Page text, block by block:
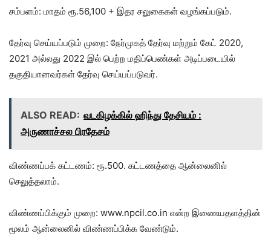
சம்பளம்: மாதம் ரூ.56,100 + இதர சலுகைகள் வழங்கப்படும்.
தேர்வு செய்யப்படும் முறை: நேர்முகத் தேர்வு மற்றும் கேட் 2020,
2021 அல்லது 2022 இல் பெற்ற மதிப்பெண்கள் அடிப்படையில்
தகுதியானவர்கள் தேர்வு செய்யப்படுவர்.
ALSO READ: வடகிழக்கில் ஹிந்து தேசியம் :
அருணாச்சல பிரதேசம்
விண்ணப்பக் கட்டணம்: ரூ.500. கட்டணத்தை ஆன்லைனில்
செலுத்தலாம்.
விண்ணப்பிக்கும் முறை: www.npcil.co.in என்ற இணையதளத்தின்
மூலம் ஆன்லைனில் விண்ணப்பிக்க வேண்டும்.